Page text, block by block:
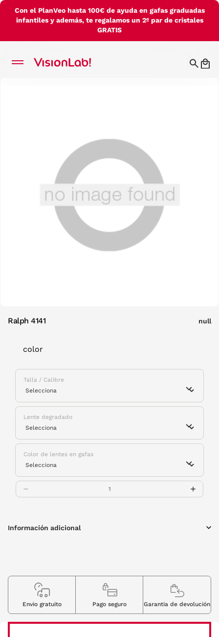
Con el PlanVeo hasta 100€ de ayuda en gafas graduadas
infantiles y además, te regalamos un 2º par de cristales
GRATIS
Ralph 4141 null
color
Talla / Calibre
Lente degradado
Color de lentes en gafas
Información adicional
Envio gratuito Pago seguro Garantia de devolución